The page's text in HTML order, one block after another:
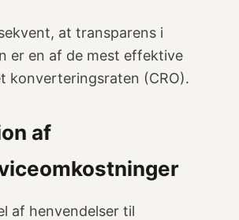
at transparens i
er en af de mest effektive
konverteringsraten (CRO).
af
af henvendelser til